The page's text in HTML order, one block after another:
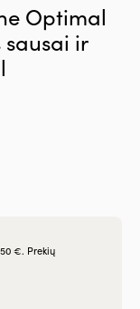
Optimal
ir
€. Prekių